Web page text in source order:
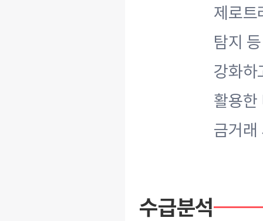
제로트
탐지
강화하
활용한
금거래
수급분석